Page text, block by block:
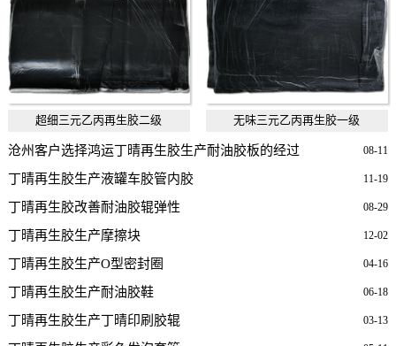
超细三元乙丙再生胶二级 无味三元乙丙再生胶一级
08-11
沧州客户选择鸿运丁晴再生胶生产耐油胶板的经过
11-19
丁晴再生胶生产液罐车胶管内胶
08-29
丁晴再生胶改善耐油胶辊弹性
12-02
丁晴再生胶生产摩擦块
04-16
丁晴再生胶生产O型密封圈
06-18
丁晴再生胶生产耐油胶鞋
03-13
丁晴再生胶生产丁晴印刷胶辊